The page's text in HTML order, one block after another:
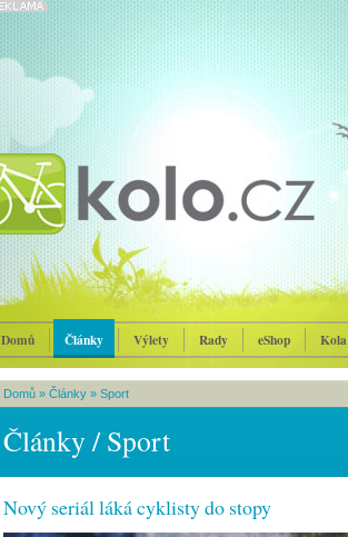
Domů Články Výlety Rady eShop Kola
Domů » Články » Sport
Články / Sport
Nový seriál láká cyklisty do stopy